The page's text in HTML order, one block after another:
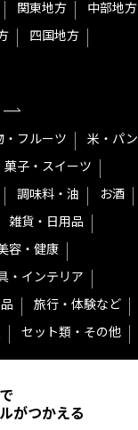
関東地方
中部地方
四国地方
・フルーツ
米・パン
菓子・スイーツ
調味料・油
お酒
雑貨・日用品
容・健康
・インテリア
旅行・体験など
セット類・その他
がつかえる